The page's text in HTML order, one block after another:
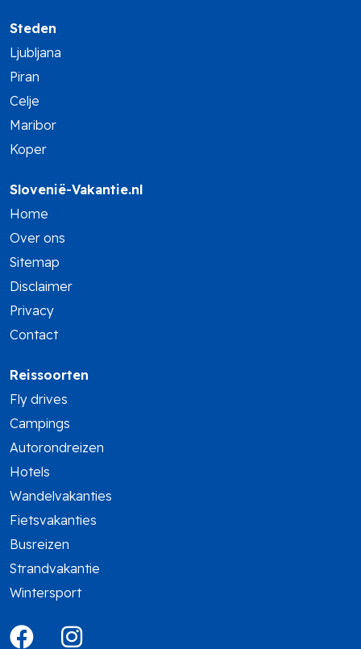
Steden
Ljubljana
Piran
Celje
Maribor
Koper
Slovenië-Vakantie.nl
Home
Over ons
Sitemap
Disclaimer
Privacy
Contact
Reissoorten
Fly drives
Campings
Autorondreizen
Hotels
Wandelvakanties
Fietsvakanties
Busreizen
Strandvakantie
Wintersport